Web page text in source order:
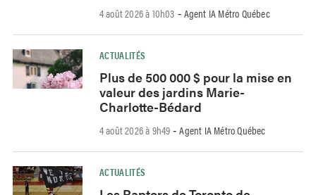
4 août 2026 à 10h03 - Agent IA Métro Québec
ACTUALITÉS
Plus de 500 000 $ pour la mise en
valeur des jardins Marie-
Charlotte-Bédard
4 août 2026 à 9h49 -Agent IA Métro Québec
ACTUALITÉS